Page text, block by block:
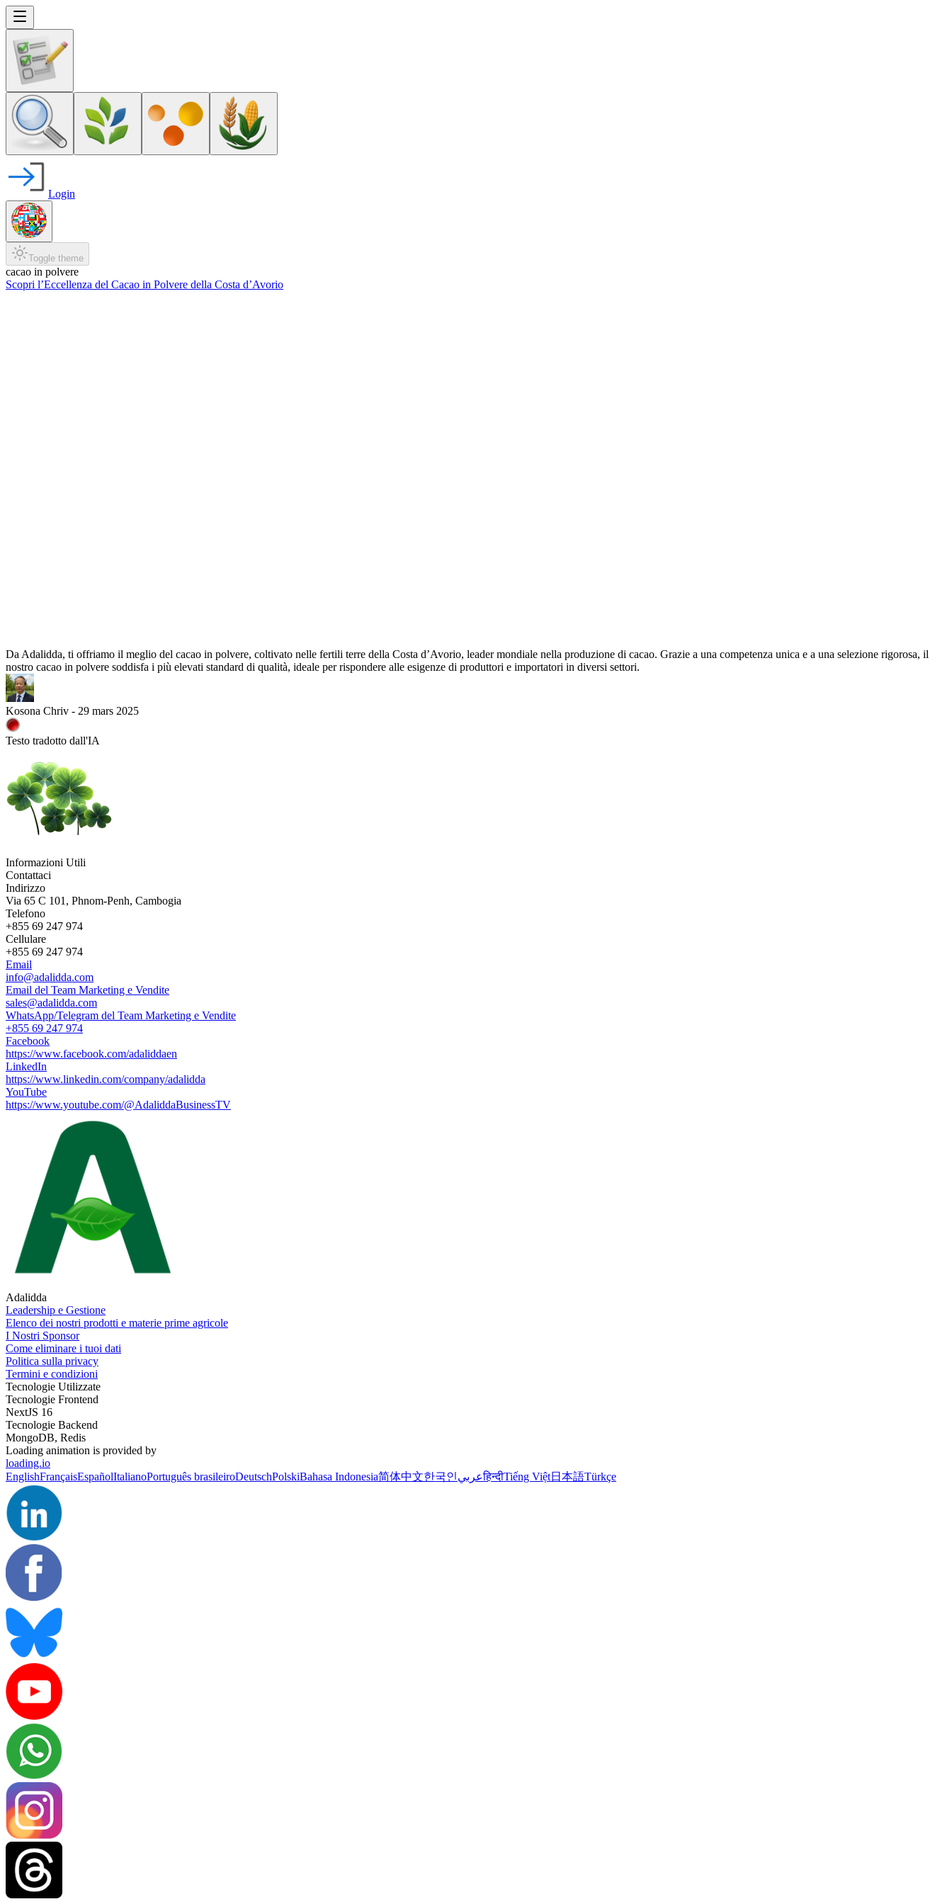
Login
Toggle theme
cacao in polvere
Scopri l’Eccellenza del Cacao in Polvere della Costa d’Avorio
Da Adalidda, ti offriamo il meglio del cacao in polvere, coltivato nelle fertili terre della Costa d’Avorio, leader mondiale nella produzione di cacao. Grazie a una competenza unica e a una selezione rigorosa, il
nostro cacao in polvere soddisfa i più elevati standard di qualità, ideale per rispondere alle esigenze di produttori e importatori in diversi settori.
Kosona Chriv - 29 mars 2025
Testo tradotto dall'IA
Informazioni Utili
Contattaci
Indirizzo
Via 65 C 101, Phnom-Penh, Cambogia
Telefono
+855 69 247 974
Cellulare
+855 69 247 974
Email
info@adalidda.com
Email del Team Marketing e Vendite
sales@adalidda.com
WhatsApp/Telegram del Team Marketing e Vendite
+855 69 247 974
Facebook
https://www.facebook.com/adaliddaen
LinkedIn
https://www.linkedin.com/company/adalidda
YouTube
https://www.youtube.com/@AdaliddaBusinessTV
Adalidda
Leadership e Gestione
Elenco dei nostri prodotti e materie prime agricole
I Nostri Sponsor
Come eliminare i tuoi dati
Politica sulla privacy
Termini e condizioni
Tecnologie Utilizzate
Tecnologie Frontend
NextJS 16
Tecnologie Backend
MongoDB, Redis
Loading animation is provided by
loading.io
EnglishFrançaisEspañolItalianoPortuguês brasileiroDeutschPolskiBahasa Indonesia简体中文한국인عربيहिन्दीTiếng Việt日本語Türkçe